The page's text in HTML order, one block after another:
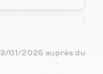
Valence
01/2026 auprès du